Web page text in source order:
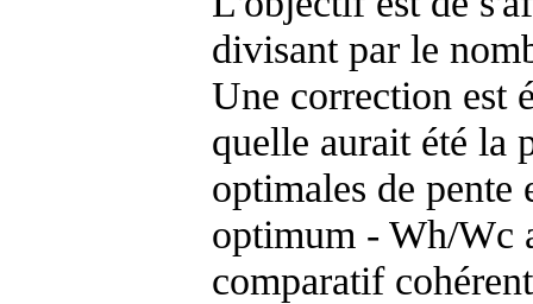
divisant par le
Une correction est
quelle aurait été la
optimales de
optimum - Wh/Wc
comparatif